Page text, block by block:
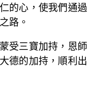
的心，使我們通過
路。
受三寶加持，恩師
德的加持，順利出